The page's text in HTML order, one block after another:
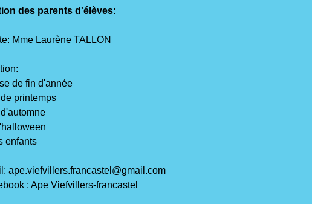
des parents d'élèves:
Mme Laurène TALLON
de fin d'année
printemps
enfants
ape.viefvillers.francastel@gmail.com
: Ape Viefvillers-francastel